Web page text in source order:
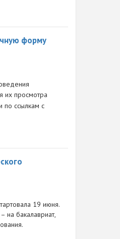
форму
их просмотра
по ссылкам с
19 июня.
на бакалавриат,